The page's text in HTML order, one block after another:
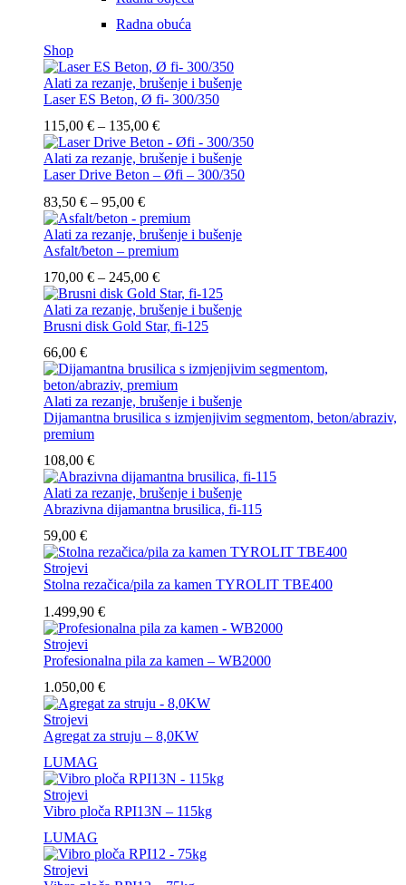
Radna obuća
Shop
Alati za rezanje, brušenje i bušenje
Laser ES Beton, Ø fi- 300/350
115,00 € – 135,00 €Raspon
cijena:
od
115,00 €
Alati za rezanje, brušenje i bušenje
Laser Drive Beton – Øfi – 300/350
83,50 € – 95,00 €Raspon
cijena:
od
83,50 €
95,00 €
Alati za rezanje, brušenje i bušenje
Asfalt/beton – premium
170,00 € – 245,00 €Raspon
cijena:
od
170,00 €
Alati za rezanje, brušenje i bušenje
Brusni disk Gold Star, fi-125
66,00 €
Alati za rezanje, brušenje i bušenje
Dijamantna brusilica s izmjenjivim segmentom, beton/abraziv,
premium
108,00 €
Alati za rezanje, brušenje i bušenje
Abrazivna dijamantna brusilica, fi-115
59,00 €
Strojevi
Stolna rezačica/pila za kamen TYROLIT TBE400
1.499,90 €
Strojevi
Profesionalna pila za kamen – WB2000
1.050,00 €
Strojevi
Agregat za struju – 8,0KW
LUMAG
Strojevi
Vibro ploča RPI13N – 115kg
LUMAG
Strojevi